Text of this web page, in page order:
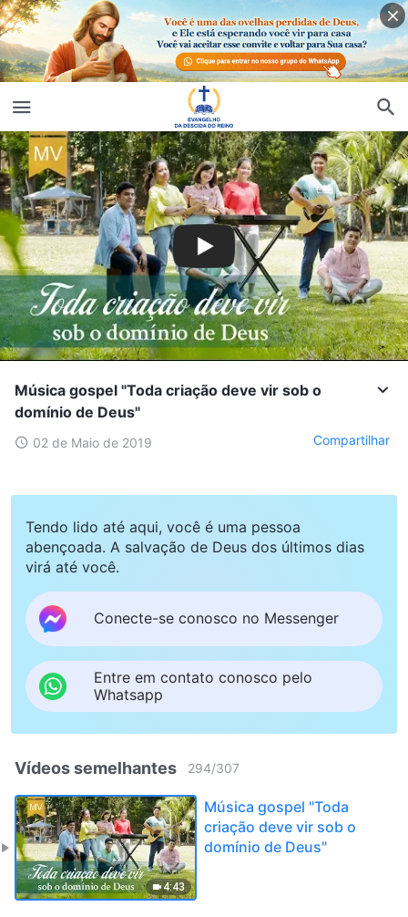
Música gospel "Toda criação deve vir sob o
domínio de Deus"
02 de Maio de 2019 Compartilhar
Tendo lido até aqui, você é uma pessoa
abençoada. A salvação de Deus dos últimos dias
virá até você.
Conecte-se conosco no Messenger
Entre em contato conosco pelo
Whatsapp
Vídeos semelhantes 294/307
4:43
Música gospel "Toda
criação deve vir sob o
domínio de Deus"